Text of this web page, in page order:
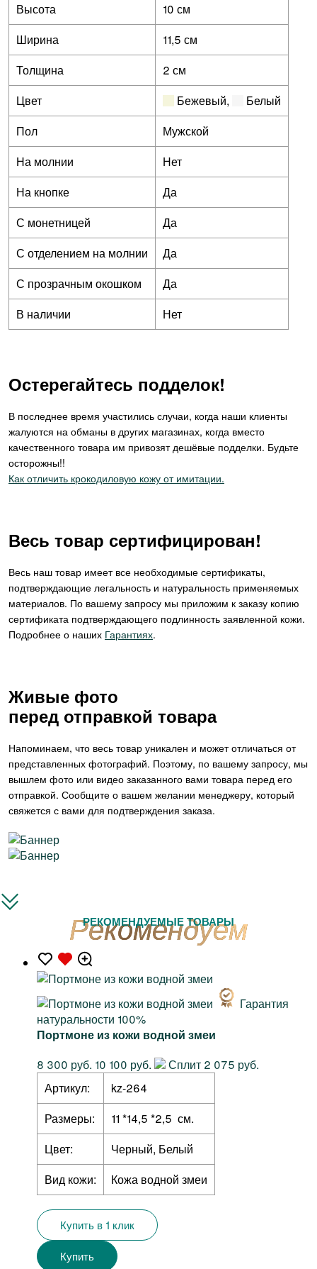
Высота
10 см
Ширина
11,5 см
Толщина
2 см
Цвет
Бежевый,
Белый
Пол
Мужской
На молнии
Нет
На кнопке
Да
С монетницей
Да
С отделением на молнии
Да
С прозрачным окошком
Да
В наличии
Нет
Остерегайтесь подделок!
В последнее время участились случаи, когда наши клиенты
жалуются на обманы в других магазинах, когда вместо
качественного товара им привозят дешёвые подделки. Будьте
осторожны!!
Как отличить крокодиловую кожу от имитации.
Весь товар сертифицирован!
Весь наш товар имеет все необходимые сертификаты,
подтверждающие легальность и натуральность применяемых
материалов. По вашему запросу мы приложим к заказу копию
сертификата подтверждающего подлинность заявленной кожи.
Подробнее о наших Гарантиях.
Живые фото
перед отправкой товара
Напоминаем, что весь товар уникален и может отличаться от
представленных фотографий. Поэтому, по вашему запросу, мы
вышлем фото или видео заказанного вами товара перед его
отправкой. Сообщите о вашем желании менеджеру, который
свяжется с вами для подтверждения заказа.
РЕКОМЕНДУЕМЫЕ ТОВАРЫ
Гарантия
натуральности 100%
Портмоне из кожи водной змеи
8 300 руб. 10 100 руб.
Сплит 2 075 руб.
Артикул:
kz-264
Размеры:
11 *14,5 *2,5 см.
Цвет:
Черный, Белый
Вид кожи:
Кожа водной змеи
Купить в 1 клик
Купить